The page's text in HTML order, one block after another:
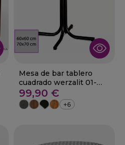
Mesa de bar tablero
cuadrado werzalit 01-
Delicia
99,90 €
+6